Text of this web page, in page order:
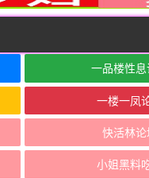
一品楼性
一楼一凤
快活林论
小姐黑料